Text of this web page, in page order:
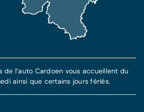
de l’auto Cardoen vous accueillent du
ainsi que certains jours fériés.